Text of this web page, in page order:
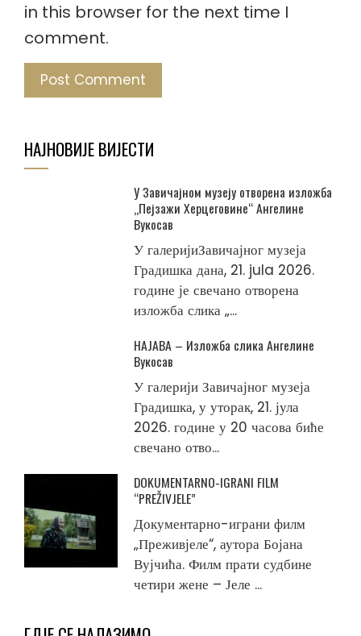
in this browser for the next time I
comment.
НАЈНОВИЈЕ ВИЈЕСТИ
У Завичајном музеју отворена изложба
„Пејзажи Херцеговине“ Ангелине
Вукосав
У галеријиЗавичајног музеја
Градишка дана, 21. jula 2026.
године је свечано отворена
изложба слика „...
НАЈАВА – Изложба слика Ангелине
Вукосав
У галерији Завичајног музеја
Градишка, у уторак, 21. јула
2026. године у 20 часова биће
свечано отво...
DOKUMENTARNO-IGRANI FILM
“PREŽIVJELE”
Документарно-играни филм
„Преживјеле“, аутора Бојана
Вујчића. Филм прати судбине
четири жене – Јеле ...